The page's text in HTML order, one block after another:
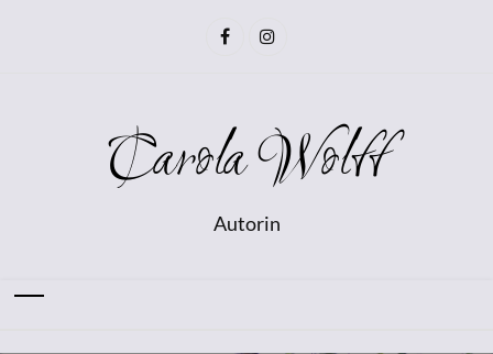
Carola Wolff
Autorin